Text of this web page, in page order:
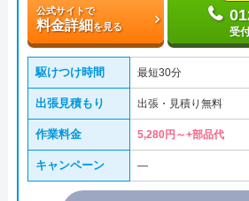
公式サイトで
料金詳細を見る 受
駆けつけ時間 最短30分
出張見積もり 出張・見積り無料
作業料金 5,280円～+部品代
キャンペーン ―